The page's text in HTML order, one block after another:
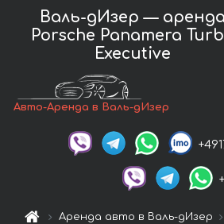
Валь-дИзер — аренда
Porsche Panamera
Executive
Авто-Аренда в Валь-дИзер
Аренда авто в Валь-дИзер